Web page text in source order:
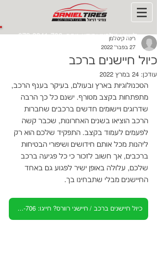
כיול חיישנים ברכב
רינה קיסלמן
27 בפבר׳ 2022
עודכן: 24 במרץ 2022
הטכנולוגיות בארץ ובעולם, בעיקר בענף הרכב,
מתפתחות בקצב מטורף. ישנם כל כך הרבה
שדרוגים ויישומים חדשים ברכבים שחברות
הרכב הוציאו בשנים האחרונות, שכבר קשה
לפעמים לעמוד בקצב. התפקיד שלכם הוא רק
ליהנות מכל אותם חידושים ושיפורי הבטיחות
ברכבים, אך חשוב לזכור כי כל פגיעה ברכב
שלכם, עלולה באופן ישיר לפגוע גם באחד
החיישנים מבלי שתבחינו בך.
כיול חיישנים ברכב / חיישני רוורס? חייגו: 072-3941-706
לייעוץ טלפוני ומידע נוסף:072-3941-706